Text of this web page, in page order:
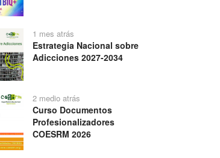
1 mes atrás
Estrategia Nacional sobre
Adicciones 2027-2034
2 medio atrás
Curso Documentos
Profesionalizadores
COESRM 2026